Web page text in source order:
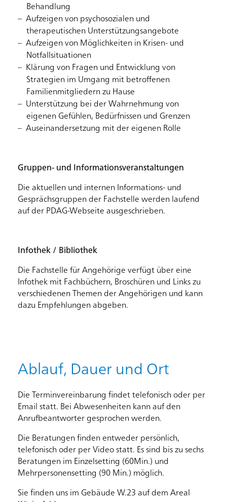
Rootline Navigation
Behandlung
Aufzeigen von psychosozialen und
therapeutischen Unterstützungsangebote
Aufzeigen von Möglichkeiten in Krisen- und
Notfallsituationen
Klärung von Fragen und Entwicklung von
Strategien im Umgang mit betroffenen
Familienmitgliedern zu Hause
Unterstützung bei der Wahrnehmung von
eigenen Gefühlen, Bedürfnissen und Grenzen
Auseinandersetzung mit der eigenen Rolle
Gruppen- und Informationsveranstaltungen
Die aktuellen und internen Informations- und
Gesprächsgruppen der Fachstelle werden laufend
auf der PDAG-Webseite ausgeschrieben.
Infothek / Bibliothek
Die Fachstelle für Angehörige verfügt über eine
Infothek mit Fachbüchern, Broschüren und Links zu
verschiedenen Themen der Angehörigen und kann
dazu Empfehlungen abgeben.
Ablauf, Dauer und Ort
Die Terminvereinbarung findet telefonisch oder per
Email statt. Bei Abwesenheiten kann auf den
Anrufbeantworter gesprochen werden.
Die Beratungen finden entweder persönlich,
telefonisch oder per Video statt. Es sind bis zu sechs
Beratungen im Einzelsetting (60Min.) und
Mehrpersonensetting (90 Min.) möglich.
Sie finden uns im Gebäude W.23 auf dem Areal